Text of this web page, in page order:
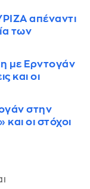
απέναντι
των
με Ερντογάν
και οι
στην
οι στόχοι